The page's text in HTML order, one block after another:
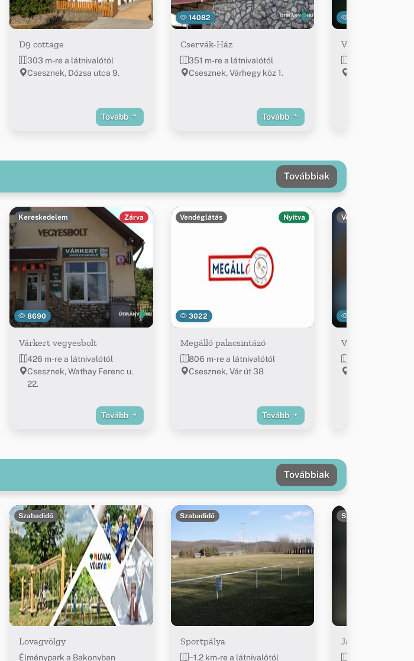
D9 cottage
303 m-re a látnivalótól
Csesznek, Dózsa utca 9.
Tovább
14082
Cservák-Ház
351 m-re a látnivalótól
Csesznek, Várhegy köz 1.
Tovább
Várkapitány-Lak
Továbbiak
8690
Kereskedelem Zárva
Várkert vegyesbolt
426 m-re a látnivalótól
Csesznek, Wathay Ferenc u.
22.
Tovább
3022
Vendéglátás Nyitva
Megálló palacsintázó
806 m-re a látnivalótól
Csesznek, Vár út 38
Tovább
Vendéglátás
Várvölgy
Továbbiak
Szabadidő
Lovagvölgy
Élménypark a Bakonyban
Szabadidő
Sportpálya
~1.2 km-re a látnivalótól
Szabadidő
Játszótér és